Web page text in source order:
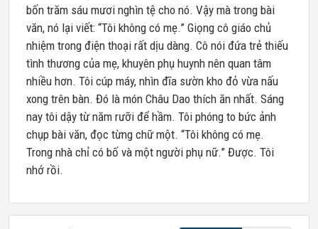
bốn trăm sáu mươi nghìn tệ cho nó. Vậy mà trong bài
văn, nó lại viết: “Tôi không có mẹ.” Giọng cô giáo chủ
nhiệm trong điện thoại rất dịu dàng. Cô nói đứa trẻ thiếu
tình thương của mẹ, khuyên phụ huynh nên quan tâm
nhiều hơn. Tôi cúp máy, nhìn đĩa sườn kho đỏ vừa nấu
xong trên bàn. Đó là món Châu Dao thích ăn nhất. Sáng
nay tôi dậy từ năm rưỡi để hầm. Tôi phóng to bức ảnh
chụp bài văn, đọc từng chữ một. “Tôi không có mẹ.
Trong nhà chỉ có bố và một người phụ nữ.” Được. Tôi
nhớ rồi.